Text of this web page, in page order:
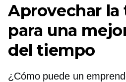
Aprovechar la
para una
del tiempo
¿Cómo puede un